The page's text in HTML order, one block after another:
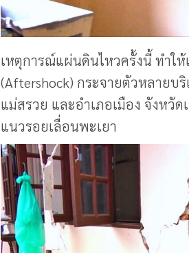
เหตุการณ์แผ่นดินไหวครั้งนี้ ทำใ
(Aftershock) กระจายตัวหลายบ
แม่สรวย และอำเภอเมือง จังหวั
แนวรอยเลื่อนพะเยา